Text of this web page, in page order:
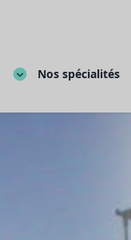
Nos spécialités